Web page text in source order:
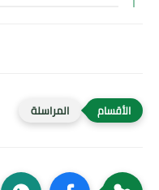
المراسلة